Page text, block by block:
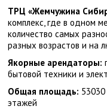
ТРЦ «Жемчужина
комплекс, где в одном
количество самых
разных возрастов и на
Якорные арендаторы:
бытовой техники и
Общая площадь:
этажей